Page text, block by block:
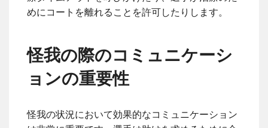
めにコートを離れることを許可したりします。
怪我の際のコミュニケーシ
ョンの重要性
怪我の状況において効果的なコミュニケーション